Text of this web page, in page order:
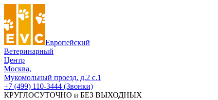
Европейский
Ветеринарный
Центр
Москва,
Мукомольный проезд, д.2 с.1
+7 (499) 110-3444 (Звонки)
КРУГЛОСУТОЧНО и БЕЗ ВЫХОДНЫХ